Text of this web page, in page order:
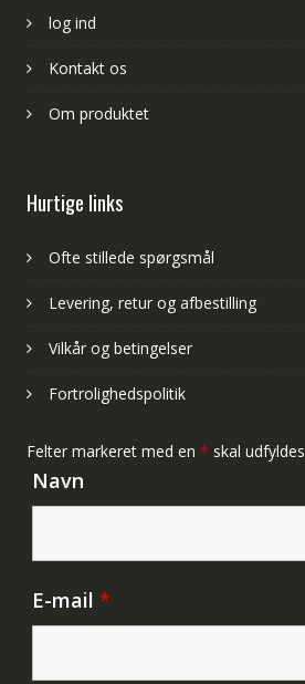
log ind
Kontakt os
Om produktet
Hurtige links
Ofte stillede spørgsmål
Levering, retur og afbestilling
Vilkår og betingelser
Fortrolighedspolitik
Felter markeret med en * skal udfyldes
Navn
E-mail *